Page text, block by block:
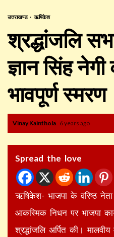
उत्तराखण्ड ऋषिकेश
श्रद्धांजलि
ज्ञान सिंह नेगी
भावपूर्ण स्मरण
Vinay Kainthola 6 years ago
Spread the love
ऋषिकेश- भाजपा के वरिष्ठ नेता
आकस्मिक निधन पर भाजपा
श्रद्धांजलि अर्पित की।